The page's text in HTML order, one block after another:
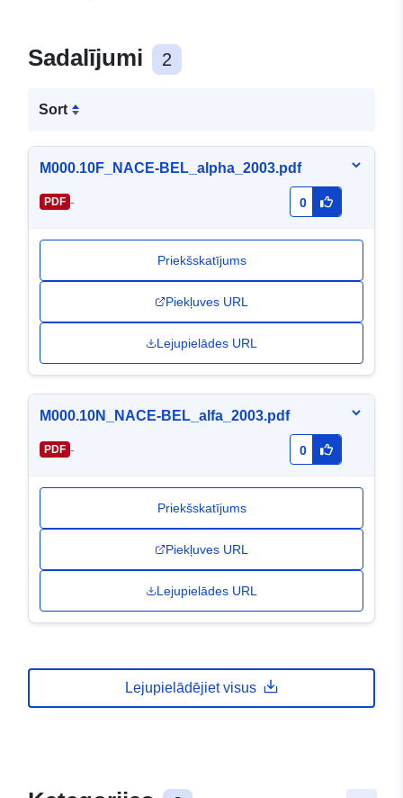
Sadalījumi 2
Sort
M000.10F_NACE-BEL_alpha_2003.pdf
PDF - 0
Priekšskatījums
Piekļuves URL
Lejupielādes URL
M000.10N_NACE-BEL_alfa_2003.pdf
PDF - 0
Priekšskatījums
Piekļuves URL
Lejupielādes URL
Lejupielādējiet visus